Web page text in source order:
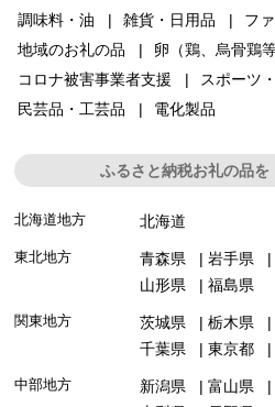
調味料・油
雑貨・日用品 フ
地域のお礼の品
卵（鶏、烏骨鶏等
コロナ被害事業者支援
スポーツ
民芸品・工芸品
電化製品
ふるさと納税お礼の品を
北海道地方 北海道
東北地方 青森県 岩手県
山形県
福島県
関東地方 茨城県 栃木県
千葉県
東京都
中部地方 新潟県 富山県